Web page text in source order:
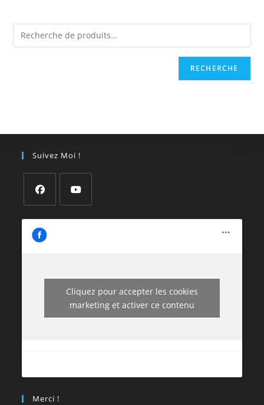
RECHERCHE
Suivez Moi !
Cliquez pour accepter les cookies
marketing et activer ce contenu
Merci !